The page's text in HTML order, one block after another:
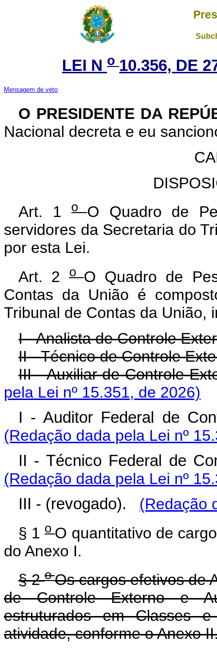
LEI N o 10.356, DE
Mensagem de veto
O PRESIDENTE DA
Nacional decreta e eu
Art. 1o O Quadro de
servidores da Secretaria do
por esta Lei.
Art. 2o O Quadro de
Contas da União é
Tribunal de Contas da União,
I - Analista de Controle
II - Técnico de Controle
III - Auxiliar de Controle
pela Lei nº 15.351, de 2026)
I - Auditor Federal de
(Redação dada pela Lei nº
II - Técnico Federal de
(Redação dada pela Lei nº
III - (revogado).
(Redação
§ 1o O quantitativo de
do Anexo I.
§ 2oOs cargos efetivos de
de Controle Externo e
estruturados em Classes
atividade, conforme o Anexo